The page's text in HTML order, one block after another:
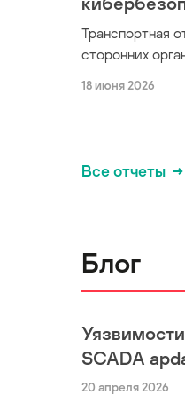
Транспортная
сторонних
18 июня 2026
Все отчеты
Блог
SCADA
20 апреля 2026